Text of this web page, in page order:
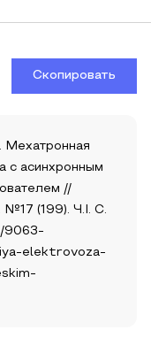
Скопировать
с асинхронным
//
№17 (199). Ч.I. С.
9063-
elektrovoza-